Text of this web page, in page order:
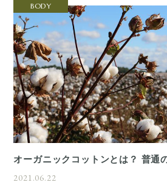
BODY
オーガニックコットンとは？ 普通
2021.06.22